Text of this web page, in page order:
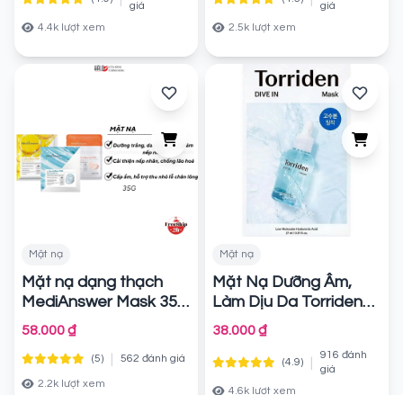
giá
4.4k lượt xem
giá
2.5k lượt xem
Mặt nạ
Mặt nạ dạng thạch
MediAnswer Mask 35g
Chính hãng
58.000 ₫
(5) 562 đánh giá
2.2k lượt xem
Mặt nạ
Mặt Nạ Dưỡng Ẩm,
Làm Dịu Da Torriden
Dive-In Low Molecular
Hyaluronic Acid Mask
Pack 27ml
Chính hãng
38.000 ₫
(4.9)
916 đánh
giá
4.6k lượt xem